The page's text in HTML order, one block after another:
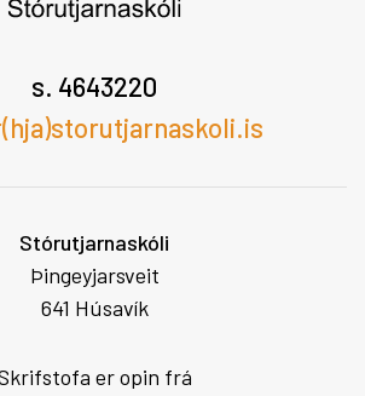
s. 4643220
Stórutjarnaskóli
Þingeyjarsveit
641 Húsavík
er opin frá